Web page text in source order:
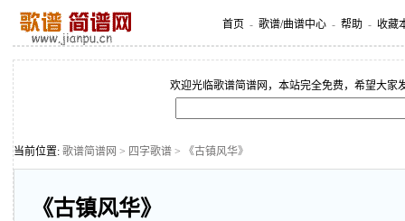
首页 - 歌谱/曲谱中心 - 帮助 - 收藏
欢迎光临歌谱简谱网，本站完全免费，希望大家
当前位置: 歌谱简谱网 > 四字歌谱 > 《古镇风华》
《古镇风华》